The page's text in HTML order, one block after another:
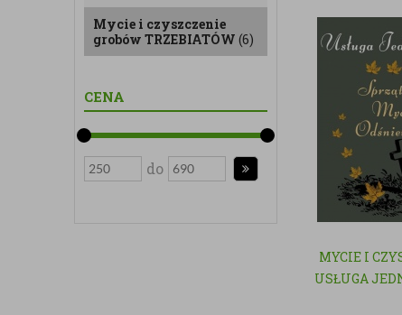
Mycie i czyszczenie
grobów TRZEBIATÓW (6)
CENA
do
MYCIE I
USŁUGA